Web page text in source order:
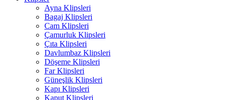
Ayna Klipsleri
Bagaj Klipsleri
Cam Klipsleri
Çamurluk Klipsleri
Çıta Klipsleri
Davlumbaz Klipsleri
Döşeme Klipsleri
Far Klipsleri
Güneşlik Klipsleri
Kapı Klipsleri
Kaput Klipsleri